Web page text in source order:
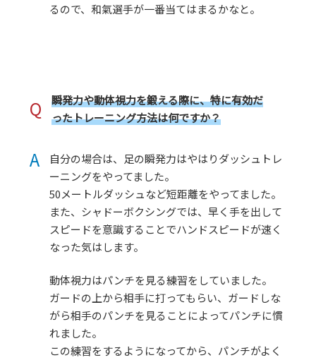
るので、和氣選手が一番当てはまるかなと。
Q
瞬発力や動体視力を鍛える際に、特に有効だ
ったトレーニング方法は何ですか？
A
自分の場合は、足の瞬発力はやはりダッシュトレ
ーニングをやってました。
50メートルダッシュなど短距離をやってました。
また、シャドーボクシングでは、早く手を出して
スピードを意識することでハンドスピードが速く
なった気はします。
動体視力はパンチを見る練習をしていました。
ガードの上から相手に打ってもらい、ガードしな
がら相手のパンチを見ることによってパンチに慣
れました。
この練習をするようになってから、パンチがよく